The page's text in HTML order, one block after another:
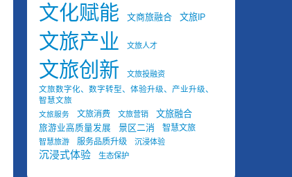
文化赋能 文商旅融合 文旅IP
文旅产业 文旅人才
文旅创新
文旅投融资
文旅数字化、数字转型、体验升级、产业升级、
智慧文旅
文旅服务 文旅消费 文旅营销 文旅融合
旅游业高质量发展 景区二消 智慧文旅
智慧旅游 服务品质升级 沉浸体验
沉浸式体验 生态保护